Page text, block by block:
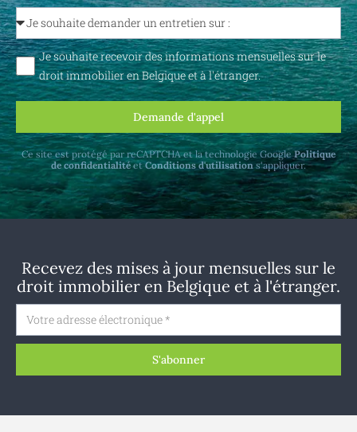
Je souhaite recevoir des informations mensuelles sur le
droit immobilier en Belgique et à l'étranger.
Demande d'appel
Ce site est protégé par reCAPTCHA et la technologie GooglePolitique
de confidentialitéetConditions d'utilisation s'appliquer.
Recevez des mises à jour mensuelles sur le
droit immobilier en Belgique et à l'étranger.
S'abonner